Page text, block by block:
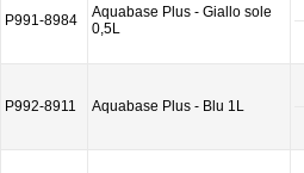
P991-8984
Aquabase Plus - Giallo sole
0,5L
P992-8911 Aquabase Plus - Blu 1L